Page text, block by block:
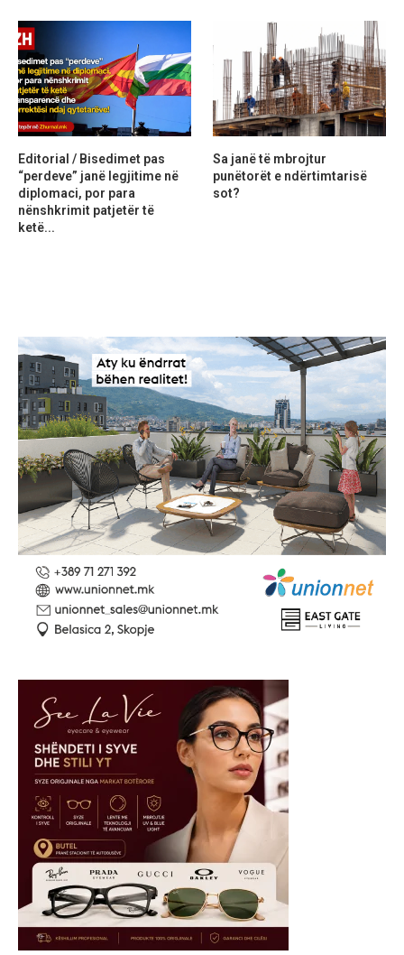
Editorial / Bisedimet pas
“perdeve” janë legjitime në
diplomaci, por para
nënshkrimit patjetër të
ketë...
Sa janë të mbrojtur
punëtorët e ndërtimtarisë
sot?